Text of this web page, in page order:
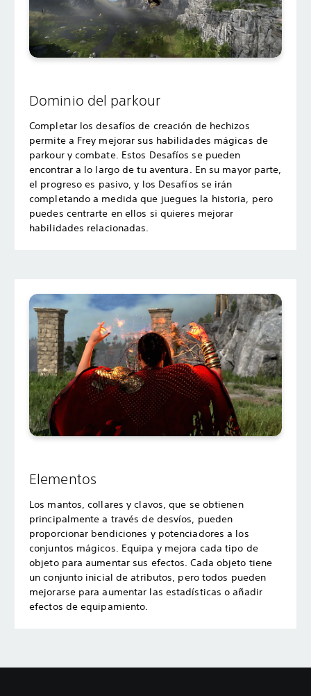
Dominio del parkour
Completar los desafíos de creación de hechizos
permite a Frey mejorar sus habilidades mágicas de
parkour y combate. Estos Desafíos se pueden
encontrar a lo largo de tu aventura. En su mayor parte,
el progreso es pasivo, y los Desafíos se irán
completando a medida que juegues la historia, pero
puedes centrarte en ellos si quieres mejorar
habilidades relacionadas.
Elementos
Los mantos, collares y clavos, que se obtienen
principalmente a través de desvíos, pueden
proporcionar bendiciones y potenciadores a los
conjuntos mágicos. Equipa y mejora cada tipo de
objeto para aumentar sus efectos. Cada objeto tiene
un conjunto inicial de atributos, pero todos pueden
mejorarse para aumentar las estadísticas o añadir
efectos de equipamiento.